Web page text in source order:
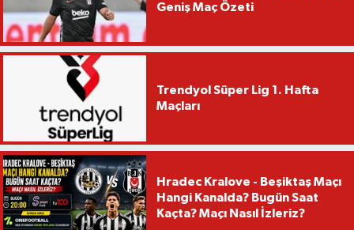
Geniş Maç Özeti
Trendyol Süper Lig 1. Hafta
Maçları
Hradec Kralove - Beşiktaş Maçı
Hangi Kanalda? Bugün Saat
Kaçta? Maçı Nasıl İzleriz?